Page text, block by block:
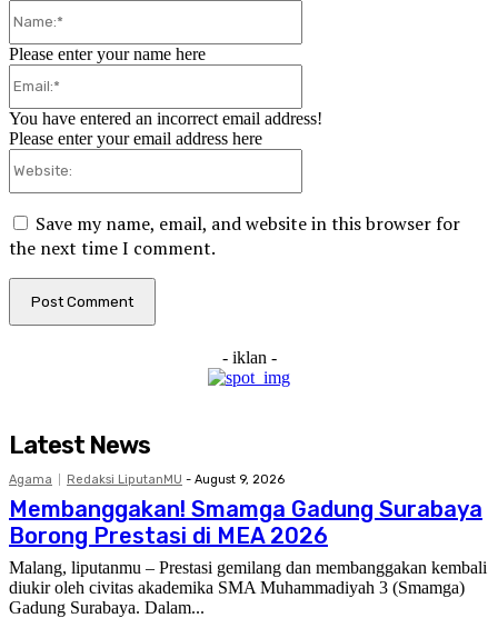
Please enter your name here
You have entered an incorrect email address!
Please enter your email address here
Save my name, email, and website in this browser for
the next time I comment.
- iklan -
Latest News
Agama Redaksi LiputanMU - August 9, 2026
Membanggakan! Smamga Gadung Surabaya
Borong Prestasi di MEA 2026
Malang, liputanmu – Prestasi gemilang dan membanggakan kembali
diukir oleh civitas akademika SMA Muhammadiyah 3 (Smamga)
Gadung Surabaya. Dalam...